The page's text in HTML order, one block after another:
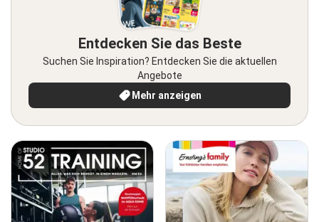
Entdecken Sie das Beste
Suchen Sie Inspiration? Entdecken Sie die aktuellen
Angebote
Mehr anzeigen